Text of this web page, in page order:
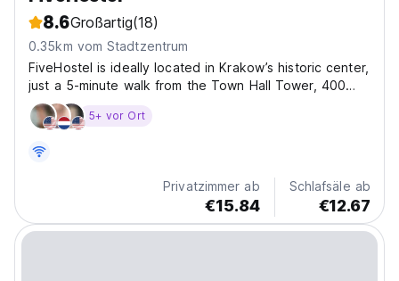
8.6Großartig(18)
0.35km vom Stadtzentrum
FiveHostel is ideally located in Krakow’s historic center,
just a 5-minute walk from the Town Hall Tower, 400
meters from the Main Market Square, and close to the
Cloth Hall. Nearby attractions include Lost Souls Alley,
5+ vor Ort
Privatzimmer ab
€15.84
Schlafsäle ab
€12.67